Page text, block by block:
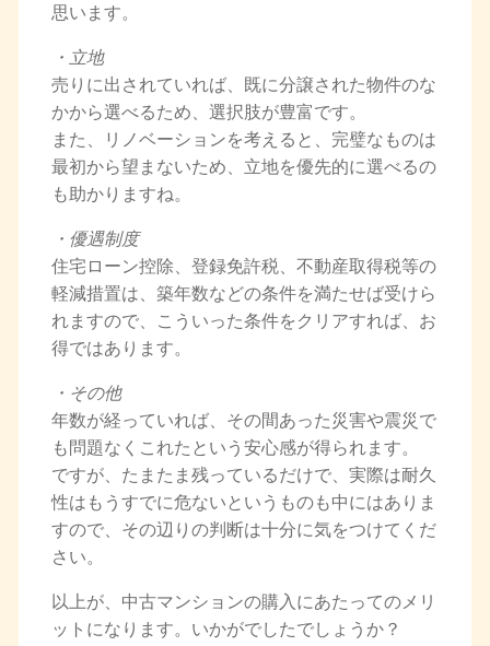
思います。
・立地
売りに出されていれば、既に分譲された物件のな
かから選べるため、選択肢が豊富です。
また、リノベーションを考えると、完璧なものは
最初から望まないため、立地を優先的に選べるの
も助かりますね。
・優遇制度
住宅ローン控除、登録免許税、不動産取得税等の
軽減措置は、築年数などの条件を満たせば受けら
れますので、こういった条件をクリアすれば、お
得ではあります。
・その他
年数が経っていれば、その間あった災害や震災で
も問題なくこれたという安心感が得られます。
ですが、たまたま残っているだけで、実際は耐久
性はもうすでに危ないというものも中にはありま
すので、その辺りの判断は十分に気をつけてくだ
さい。
以上が、中古マンションの購入にあたってのメリ
ットになります。いかがでしたでしょうか？